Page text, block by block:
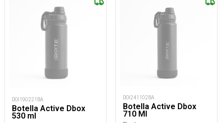
DOI190221BA
Botella Active Dbox
530 ml
DOI241102BA
Botella Active Dbox
710 Ml